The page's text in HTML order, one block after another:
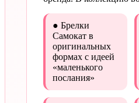
● Брелки
Самокат в
оригинальных
формах с идеей
«маленького
послания»